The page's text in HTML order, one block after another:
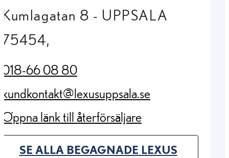
Kumlagatan 8 - UPPSALA
75454,
018-66 08 80
(Opens in new tab)
kundkontakt@lexusuppsala.se
(Opens in new tab)
Öppna länk till återförsäljare
(Opens in new tab)
SE ALLA BEGAGNADE LEXUS